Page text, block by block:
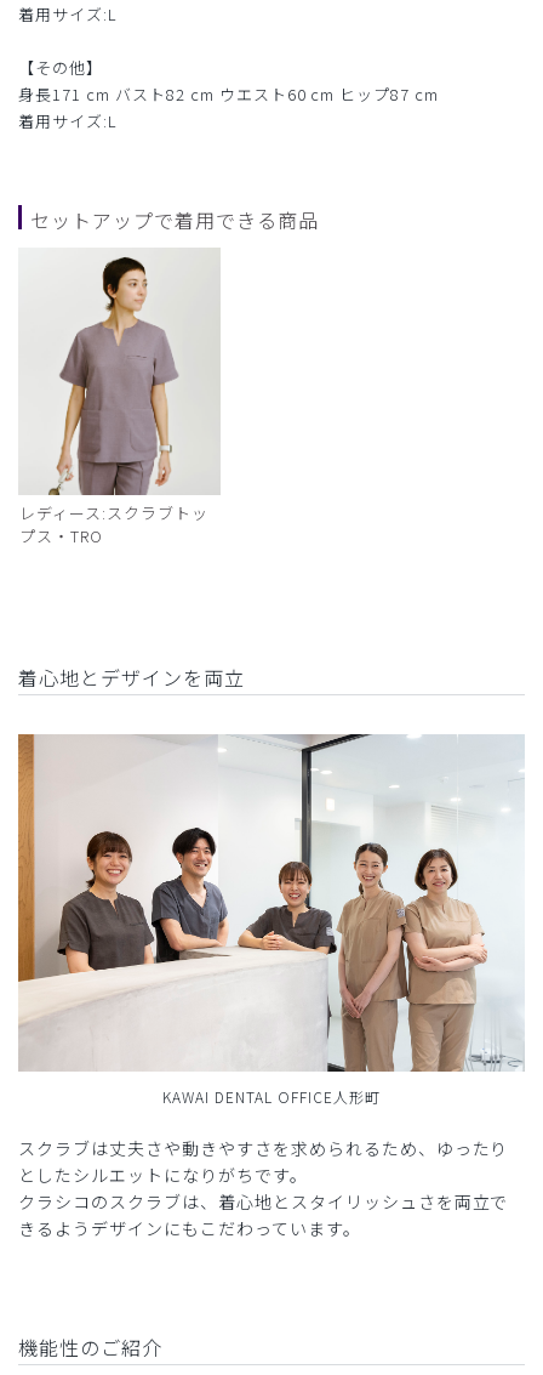
着用サイズ:L
【その他】
身長171 cm バスト82 cm ウエスト60 cm ヒップ87 cm
着用サイズ:L
セットアップで着用できる商品
レディース:スクラブトッ
プス・TRO
着心地とデザインを両立
KAWAI DENTAL OFFICE人形町
スクラブは丈夫さや動きやすさを求められるため、ゆったり
としたシルエットになりがちです。
クラシコのスクラブは、着心地とスタイリッシュさを両立で
きるようデザインにもこだわっています。
機能性のご紹介